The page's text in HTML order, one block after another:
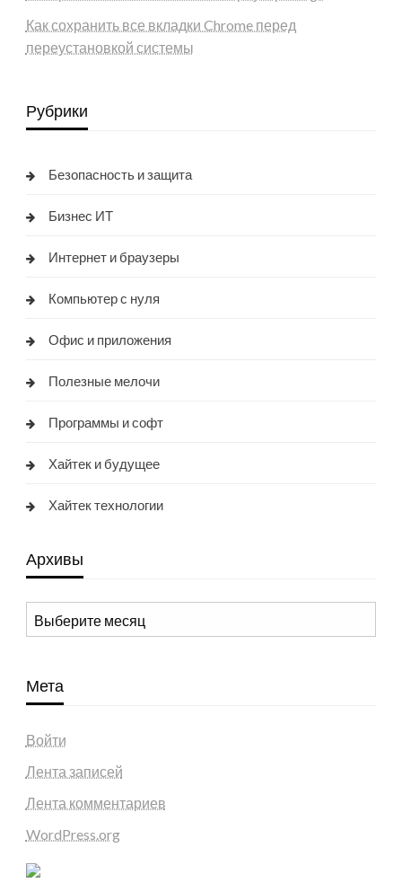
Как сохранить все вкладки Chrome перед
переустановкой системы
Рубрики
Безопасность и защита
Бизнес ИТ
Интернет и браузеры
Компьютер с нуля
Офис и приложения
Полезные мелочи
Программы и софт
Хайтек и будущее
Хайтек технологии
Архивы
Архивы
Мета
Войти
Лента записей
Лента комментариев
WordPress.org